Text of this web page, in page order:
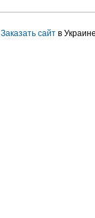
Заказать сайтв Украине.